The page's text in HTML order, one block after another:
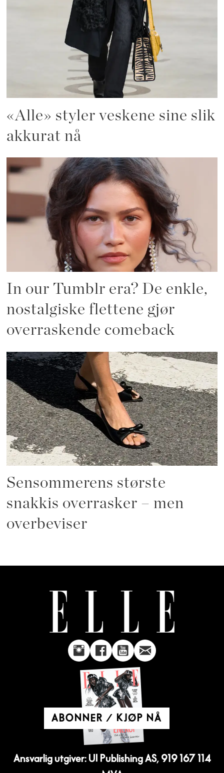
«Alle» styler veskene sine slik
akkurat nå
In our Tumblr era? De enkle,
nostalgiske flettene gjør
overraskende comeback
Sensommerens største
snakkis overrasker – men
overbeviser
ABONNER / KJØP NÅ
Ansvarlig utgiver: UI Publishing AS, 919 167 114